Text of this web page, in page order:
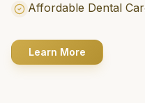
Affordable Dental
Learn More